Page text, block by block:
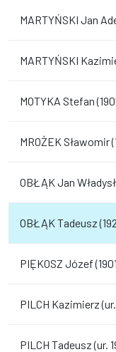
MARTYŃSKI Jan
MARTYŃSKI
MOTYKA Stefan
MROŻEK Sławomir
OBŁĄK Jan
OBŁĄK Tadeusz
PIĘKOSZ Józef
PILCH Kazimierz
PILCH Tadeusz (ur.